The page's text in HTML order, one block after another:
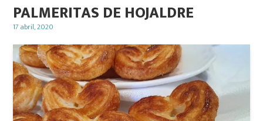
PALMERITAS DE HOJALDRE
Posted
17 abril, 2020